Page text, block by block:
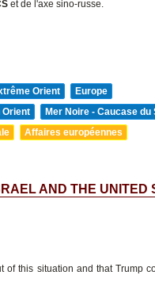
et de l'axe sino-russe.
Orient
Europe
Orient
Mer Noire - Caucase du
Affaires européennes
AND THE UNITED
of this situation and that Trump